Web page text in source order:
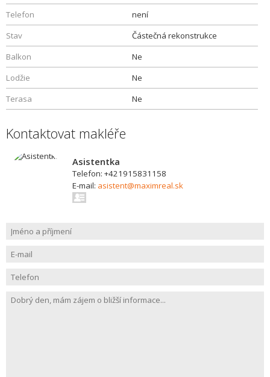
Telefon
není
Stav
Částečná rekonstrukce
Balkon
Ne
Lodžie
Ne
Terasa
Ne
Kontaktovat makléře
Asistentka
Telefon: +421915831158
E-mail: asistent@maximreal.sk